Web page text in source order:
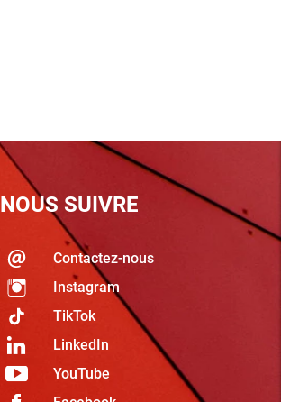
NOUS SUIVRE
Contactez-nous
Instagram
TikTok
LinkedIn
YouTube